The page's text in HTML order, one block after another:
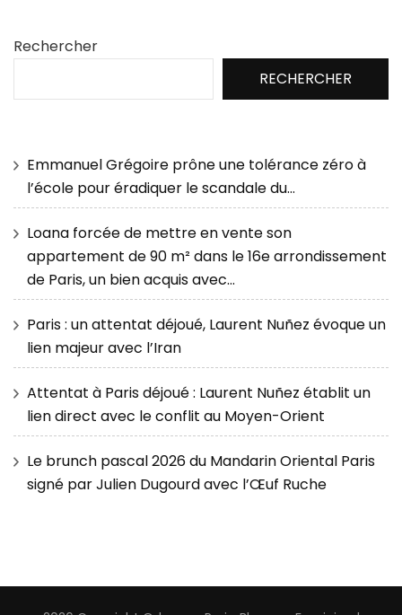
Rechercher
RECHERCHER
Emmanuel Grégoire prône une tolérance zéro à
l’école pour éradiquer le scandale du…
Loana forcée de mettre en vente son
appartement de 90 m² dans le 16e arrondissement
de Paris, un bien acquis avec…
Paris : un attentat déjoué, Laurent Nuñez évoque un
lien majeur avec l’Iran
Attentat à Paris déjoué : Laurent Nuñez établit un
lien direct avec le conflit au Moyen-Orient
Le brunch pascal 2026 du Mandarin Oriental Paris
signé par Julien Dugourd avec l’Œuf Ruche